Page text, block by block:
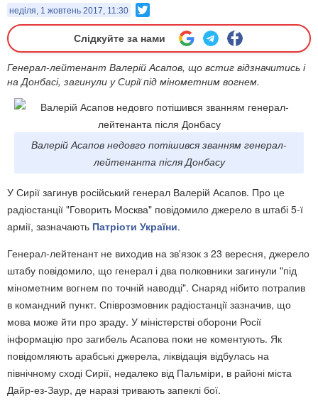
неділя, 1 жовтень 2017, 11:30
Слідкуйте за нами
Генерал-лейтенант Валерій Асапов, що встиг відзначитись і
на Донбасі, загинули у Сирії під мінометним вогнем.
Валерій Асапов недовго потішився званням генерал-
лейтенанта після Донбасу
У Сирії загинув російський генерал Валерій Асапов. Про це
радіостанції "Говорить Москва" повідомило джерело в штабі 5-ї
армії, зазначають Патріоти України.
Генерал-лейтенант не виходив на зв'язок з 23 вересня, джерело
штабу повідомило, що генерал і два полковники загинули "під
мінометним вогнем по точній наводці". Снаряд нібито потрапив
в командний пункт. Співрозмовник радіостанції зазначив, що
мова може йти про зраду. У міністерстві оборони Росії
інформацію про загибель Асапова поки не коментують. Як
повідомляють арабські джерела, ліквідація відбулась на
північному сході Сирії, недалеко від Пальміри, в районі міста
Дайр-ез-Заур, де наразі тривають запеклі бої.